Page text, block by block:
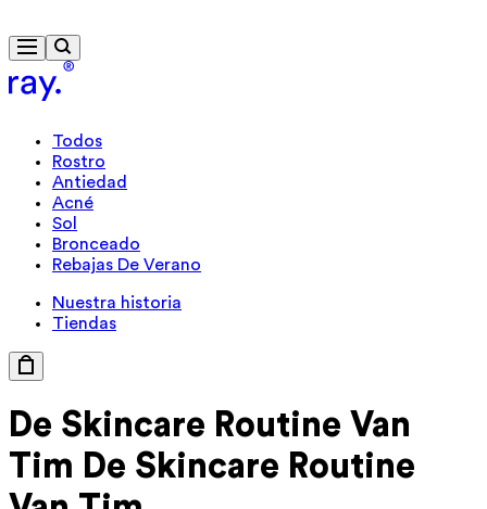
Todos
Rostro
Antiedad
Acné
Sol
Bronceado
Rebajas De Verano
Nuestra historia
Tiendas
De Skincare Routine Van
Tim De Skincare Routine